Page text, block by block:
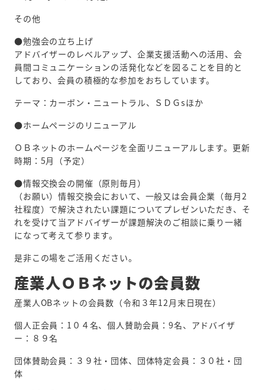
その他
●勉強会の立ち上げ
アドバイザーのレベルアップ、企業支援活動への活用、会
員間コミュニケーションの活発化などを図ることを目的と
しており、会員の積極的な参加をおちしています。
テーマ：カーボン・ニュートラル、ＳＤＧsほか
●ホームページのリニューアル
ＯＢネットのホームページを全面リニューアルします。更新
時期：5月（予定）
●情報交換会の開催（原則毎月）
（お願い）情報交換会において、一般又は会員企業（毎月2
社程度）で解決されたい課題についてプレゼンいただき、そ
れを受けて当アドバイザーが課題解決のご相談に乗り一緒
になって考えて参ります。
是非この場をご活用ください。
産業人ＯＢネットの会員数
産業人OBネットの会員数（令和３年12月末日現在）
個人正会員：1０４名、個人賛助会員：9名、アドバイザ
ー：８９名
団体賛助会員：３９社・団体、団体特定会員：３０社・団
体